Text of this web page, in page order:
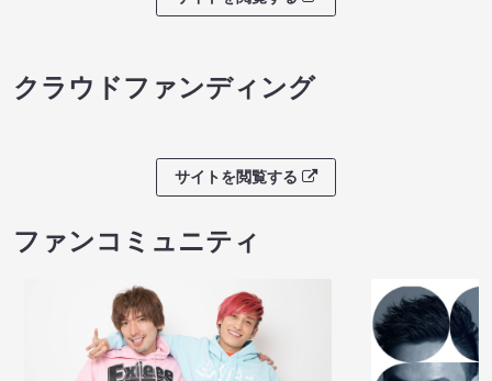
クラウドファンディング
サイトを閲覧する
ファンコミュニティ